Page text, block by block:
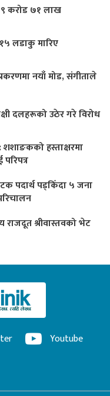
करोड ७१ लाख
लडाकु मारिए
नयाँ मोड, संगीता‍ले
दलहरूको उठेर गरे विरोध
शशाङकको हस्ताक्षरमा
पदार्थ पड्किँदा ५ जना
राजदूत श्रीवास्तवको भेट
Youtube